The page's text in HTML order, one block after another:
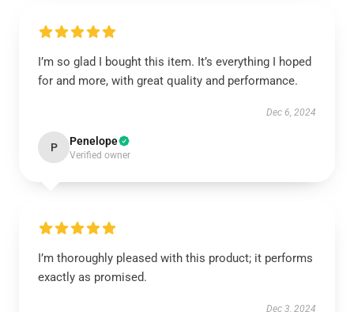
I’m so glad I bought this item. It’s everything I hoped
for and more, with great quality and performance.
Dec 6, 2024
P Penelope
Verified owner
I’m thoroughly pleased with this product; it performs
exactly as promised.
Dec 3, 2024